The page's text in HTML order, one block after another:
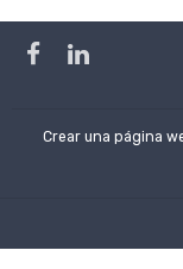
Crear una página